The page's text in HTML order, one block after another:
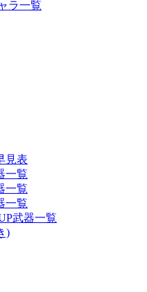
ラ一覧
見表
一覧
一覧
一覧
武器一覧
)